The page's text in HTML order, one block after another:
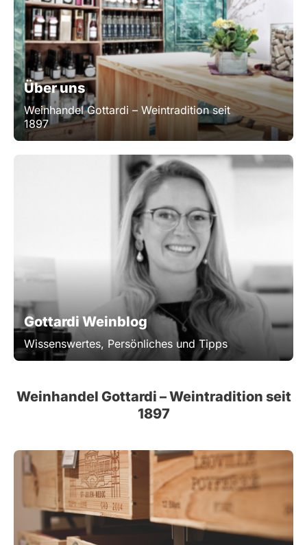
Über uns
Weinhandel Gottardi – Weintradition seit
1897
Gottardi Weinblog
Wissenswertes, Persönliches und Tipps
Weinhandel Gottardi – Weintradition seit
1897